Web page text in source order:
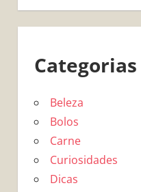
Categorias
Beleza
Bolos
Carne
Curiosidades
Dicas